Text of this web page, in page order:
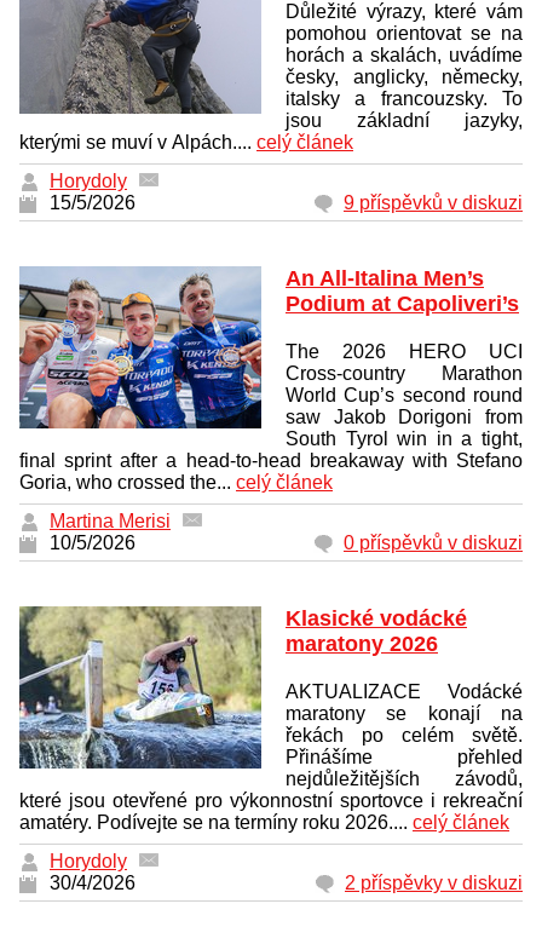
Důležité výrazy, které vám
pomohou orientovat se na
horách a skalách, uvádíme
česky, anglicky, německy,
italsky a francouzsky. To
jsou základní jazyky,
kterými se muví v Alpách.... celý článek
Horydoly
15/5/2026
9 příspěvků v diskuzi
An All-Italina Men’s
Podium at Capoliveri’s
The 2026 HERO UCI
Cross-country Marathon
World Cup’s second round
saw Jakob Dorigoni from
South Tyrol win in a tight,
final sprint after a head-to-head breakaway with Stefano
Goria, who crossed the... celý článek
Martina Merisi
10/5/2026
0 příspěvků v diskuzi
Klasické vodácké
maratony 2026
AKTUALIZACE Vodácké
maratony se konají na
řekách po celém světě.
Přinášíme přehled
nejdůležitějších závodů,
které jsou otevřené pro výkonnostní sportovce i rekreační
amatéry. Podívejte se na termíny roku 2026.... celý článek
Horydoly
30/4/2026
2 příspěvky v diskuzi